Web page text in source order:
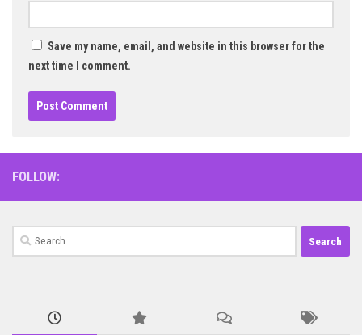
Save my name, email, and website in this browser for the
next time I comment.
FOLLOW:
Search
for: